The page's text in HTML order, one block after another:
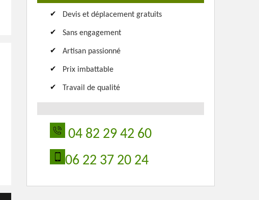
Devis et déplacement gratuits
Sans engagement
Artisan passionné
Prix imbattable
Travail de qualité
04 82 29 42 60
06 22 37 20 24